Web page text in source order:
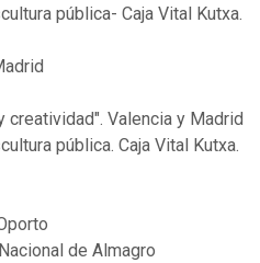
pública- Caja Vital Kutxa.
creatividad". Valencia y Madrid
pública. Caja Vital Kutxa.
de Almagro